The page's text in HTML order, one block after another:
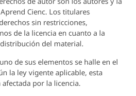
Cienc. Los titulares
sin restricciones,
de la licencia en cuanto a la
del material.
de sus elementos se halle en el
la ley vigente aplicable, esta
por la licencia.